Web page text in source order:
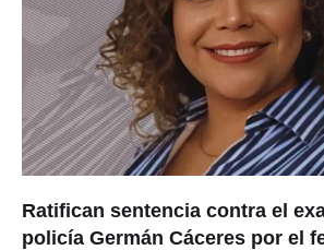
Ratifican sentencia contra el
policía Germán Cáceres por el
abogada María Belén Bernal